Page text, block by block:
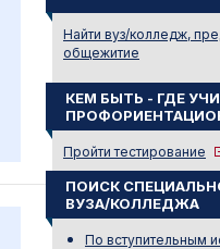
Найти вуз/колледж,
общежитие
КЕМ БЫТЬ - ГДЕ
Пройти тестирование
ПОИСК
ВУЗА/КОЛЛЕДЖА
По вступительным